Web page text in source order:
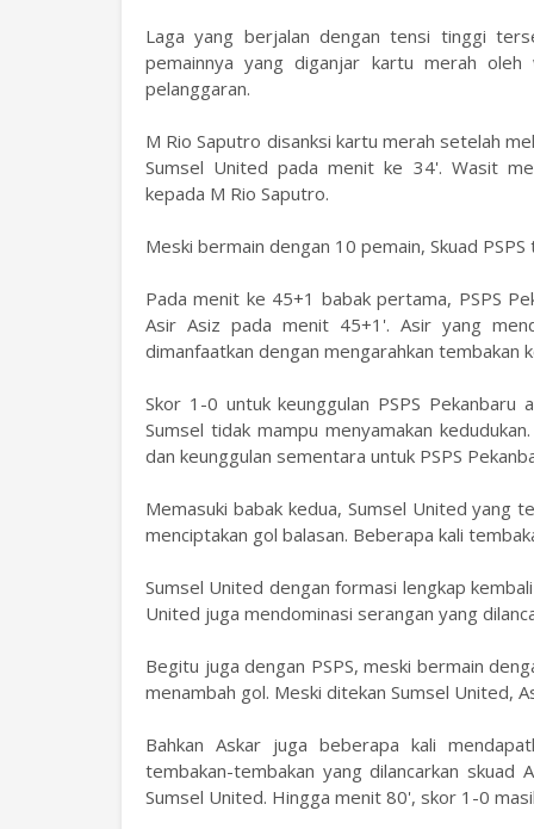
Laga yang berjalan dengan tensi tinggi
pemainnya yang diganjar kartu merah
pelanggaran.
M Rio Saputro disanksi kartu merah setelah
Sumsel United pada menit ke 34'. Wasit
kepada M Rio Saputro.
Meski bermain dengan 10 pemain, Skuad
Pada menit ke 45+1 babak pertama, PSPS
Asir Asiz pada menit 45+1'. Asir yang
dimanfaatkan dengan mengarahkan tembakan
Skor 1-0 untuk keunggulan PSPS
Sumsel tidak mampu menyamakan
dan keunggulan sementara untuk PSPS
Memasuki babak kedua, Sumsel United yang
menciptakan gol balasan. Beberapa kali
Sumsel United dengan formasi lengkap
United juga mendominasi serangan yang
Begitu juga dengan PSPS, meski bermain
menambah gol. Meski ditekan Sumsel United,
Bahkan Askar juga beberapa kali
tembakan-tembakan yang dilancarkan skuad
Sumsel United. Hingga menit 80', skor 1-0